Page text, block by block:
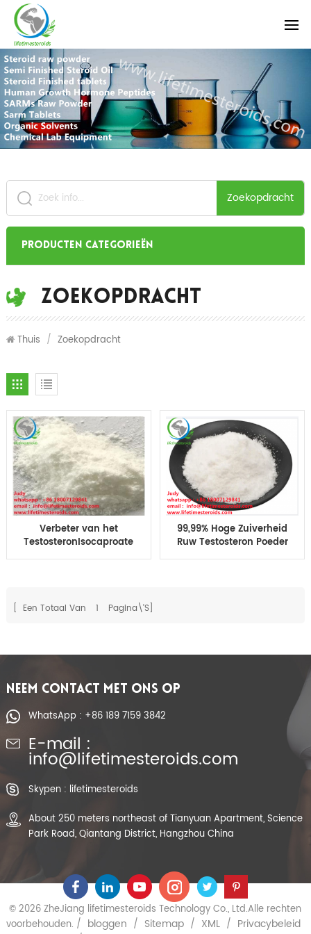
Zoekopdracht
Producten categorieën
Zoekopdracht
Thuis / Zoekopdracht
Verbeter van het
TestosteronIsocaproate
Iso van de Spiermassa
99,99% Hoge Zuiverheid
Ruw Testosteron Poeder
Test Iso Steroïden
[ Een Totaal Van 1 Pagina\'s]
NEEM CONTACT MET ONS OP
WhatsApp : +86 189 7159 3842
E-mail :
info@lifetimesteroids.com
Skypen : lifetimesteroids
About 250 meters northeast of Tianyuan Apartment, Science
Park Road, Qiantang District, Hangzhou China
© 2026 ZheJiang lifetimesteroids Technology Co., Ltd.Alle rechten
voorbehouden. / bloggen / Sitemap / XML / Privacybeleid